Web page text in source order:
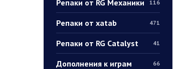
Репаки от RG Механики 116
Репаки от xatab 471
Репаки от RG Catalyst 41
Дополнения к играм 66